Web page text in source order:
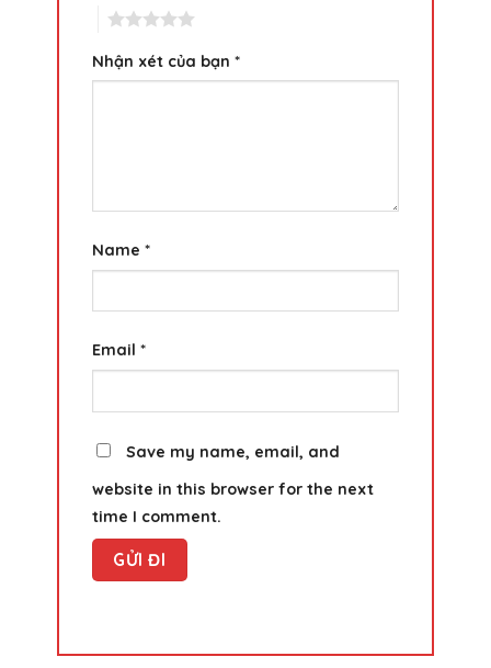
Nhận xét của bạn *
Name *
Email *
Save my name, email, and
website in this browser for the next
time I comment.